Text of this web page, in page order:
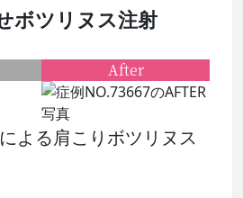
ボツリヌス注射
よる肩こりボツリヌス
After